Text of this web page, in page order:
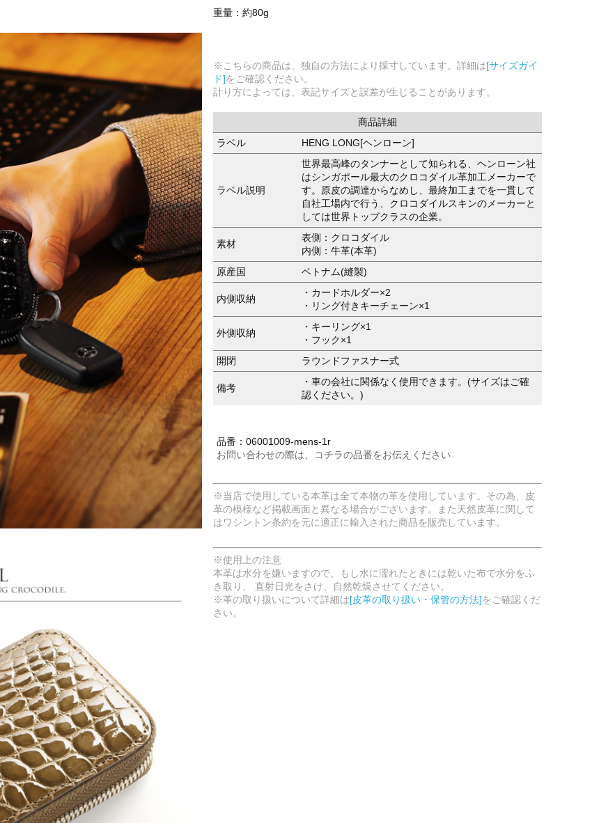
重量：約80g
※こちらの商品は、独自の方法により採寸しています。詳細は[サイズガイ
ド]をご確認ください。
計り方によっては、表記サイズと誤差が生じることがあります。
商品詳細
ラベル
HENG LONG[ヘンローン]
ラベル説明
世界最高峰のタンナーとして知られる、ヘンローン社
はシンガポール最大のクロコダイル革加工メーカーで
す。原皮の調達からなめし、最終加工までを一貫して
自社工場内で行う、クロコダイルスキンのメーカーと
しては世界トップクラスの企業。
素材
表側：クロコダイル
内側：牛革(本革)
原産国
ベトナム(縫製)
内側収納
・カードホルダー×2
・リング付きキーチェーン×1
外側収納
・キーリング×1
・フック×1
開閉
ラウンドファスナー式
備考
・車の会社に関係なく使用できます。(サイズはご確
認ください。)
品番：06001009-mens-1r
お問い合わせの際は、コチラの品番をお伝えください
※当店で使用している本革は全て本物の革を使用しています。その為、皮
革の模様など掲載画面と異なる場合がございます。また天然皮革に関して
はワシントン条約を元に適正に輸入された商品を販売しています。
※使用上の注意
本革は水分を嫌いますので、もし水に濡れたときには乾いた布で水分をふ
き取り、 直射日光をさけ、自然乾燥させてください。
※革の取り扱いについて詳細は[皮革の取り扱い・保管の方法]をご確認くだ
さい。